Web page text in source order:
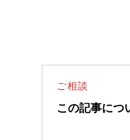
ご相談
この記事につ